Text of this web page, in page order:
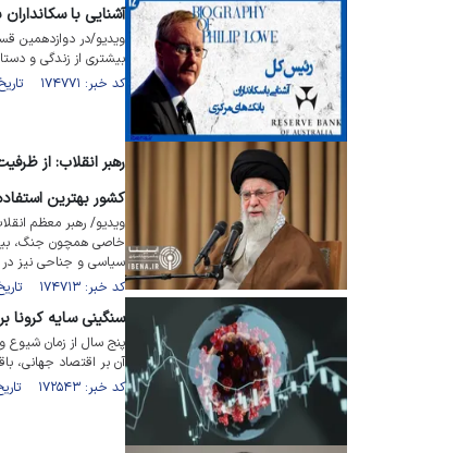
آشنایی با
ویدیو/در دوازدهمین
بیشتری از زندگی و
کد خبر: ۱۷۴۷۷۱ تاریخ انتشار : ۱۴۰۴/۰۳/۱۰
رهبر انقلاب: از
کشور بهترین
ویدیو/ رهبر معظم
خاصی همچون جنگ،
سیاسی و جناحی نیز
کد خبر: ۱۷۴۷۱۳ تاریخ انتشار : ۱۴۰۴/۰۳/۰۷
سنگینی سایه کرونا
آن بر اقتصاد جهانی،
کد خبر: ۱۷۲۵۴۳ تاریخ انتشار : ۱۴۰۳/۱۲/۲۲